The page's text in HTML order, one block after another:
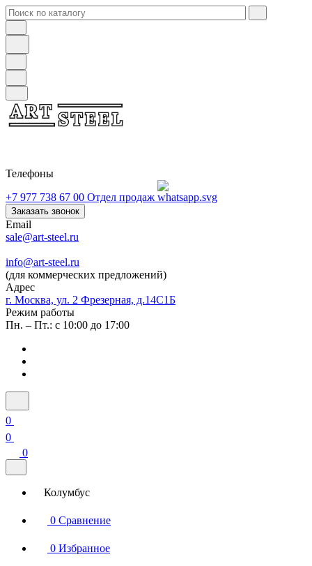
Телефоны
+7 977 738 67 00 Отдел продаж
Заказать звонок
Email
sale@art-steel.ru
info@art-steel.ru
(для коммерческих предложений)
Адрес
г. Москва, ул. 2 Фрезерная, д.14С1Б
Режим работы
Пн. – Пт.: с 10:00 до 17:00
0
0
0
Колумбус
0 Сравнение
0 Избранное